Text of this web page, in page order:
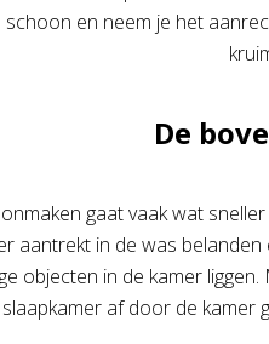
schoon en neem je het
De
gaat vaak wat
aantrekt in de was
objecten in de kamer
slaapkamer af door de kamer